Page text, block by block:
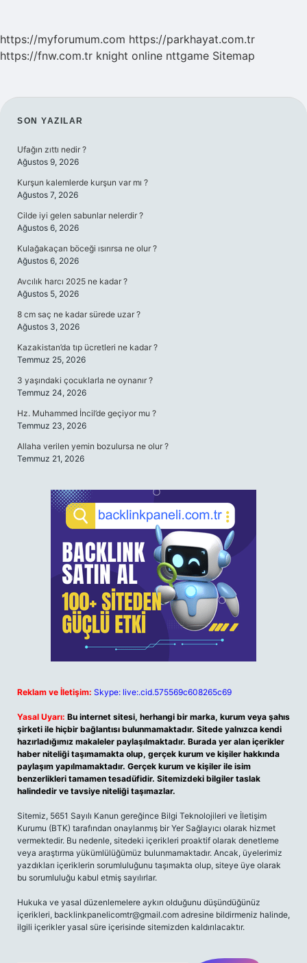
https://myforumum.com https://parkhayat.com.tr
https://fnw.com.tr knight online nttgame Sitemap
SIDEBAR
SON YAZILAR
Ufağın zıttı nedir ?
Ağustos 9, 2026
Kurşun kalemlerde kurşun var mı ?
Ağustos 7, 2026
Cilde iyi gelen sabunlar nelerdir ?
Ağustos 6, 2026
Kulağakaçan böceği ısırırsa ne olur ?
Ağustos 6, 2026
Avcılık harcı 2025 ne kadar ?
Ağustos 5, 2026
8 cm saç ne kadar sürede uzar ?
Ağustos 3, 2026
Kazakistan’da tıp ücretleri ne kadar ?
Temmuz 25, 2026
3 yaşındaki çocuklarla ne oynanır ?
Temmuz 24, 2026
Hz. Muhammed İncil’de geçiyor mu ?
Temmuz 23, 2026
Allaha verilen yemin bozulursa ne olur ?
Temmuz 21, 2026
Reklam ve İletişim: Skype: live:.cid.575569c608265c69
Yasal Uyarı: Bu internet sitesi, herhangi bir marka, kurum veya şahıs
şirketi ile hiçbir bağlantısı bulunmamaktadır. Sitede yalnızca kendi
hazırladığımız makaleler paylaşılmaktadır. Burada yer alan içerikler
haber niteliği taşımamakta olup, gerçek kurum ve kişiler hakkında
paylaşım yapılmamaktadır. Gerçek kurum ve kişiler ile isim
benzerlikleri tamamen tesadüfidir. Sitemizdeki bilgiler taslak
halindedir ve tavsiye niteliği taşımazlar.
Sitemiz, 5651 Sayılı Kanun gereğince Bilgi Teknolojileri ve İletişim
Kurumu (BTK) tarafından onaylanmış bir Yer Sağlayıcı olarak hizmet
vermektedir. Bu nedenle, sitedeki içerikleri proaktif olarak denetleme
veya araştırma yükümlülüğümüz bulunmamaktadır. Ancak, üyelerimiz
yazdıkları içeriklerin sorumluluğunu taşımakta olup, siteye üye olarak
bu sorumluluğu kabul etmiş sayılırlar.
Hukuka ve yasal düzenlemelere aykırı olduğunu düşündüğünüz
içerikleri, backlinkpanelicomtr@gmail.com adresine bildirmeniz halinde,
ilgili içerikler yasal süre içerisinde sitemizden kaldırılacaktır.